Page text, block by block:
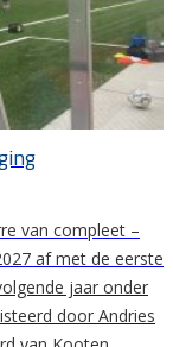
van compleet –
af met de eerste
jaar onder
door Andries